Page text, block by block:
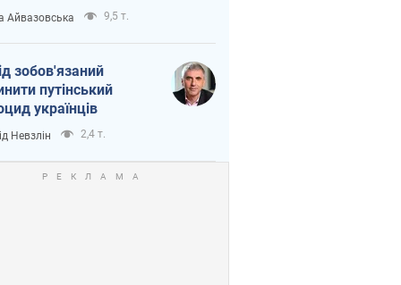
Айвазовська 9,5 т.
зобов'язаний
путінський
українців
Невзлін 2,4 т.